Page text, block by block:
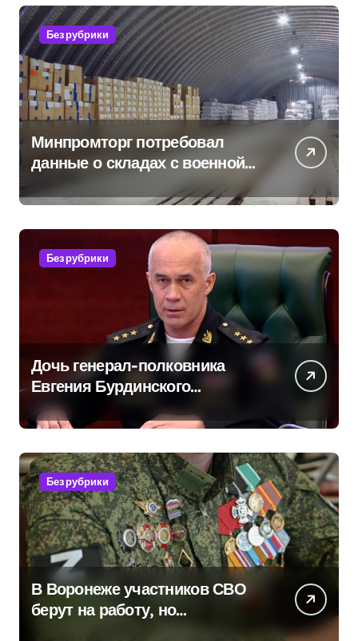
Без рубрики
Минпромторг потребовал
данные о складах с военной
продукцией: предприятия
обратились в СК
Без рубрики
Дочь генерал-полковника
Евгения Бурдинского
оказывает платные услуги по
вопросам военной службы и
бронирования
Без рубрики
В Воронеже участников СВО
берут на работу, но
удержаться удаётся не всем